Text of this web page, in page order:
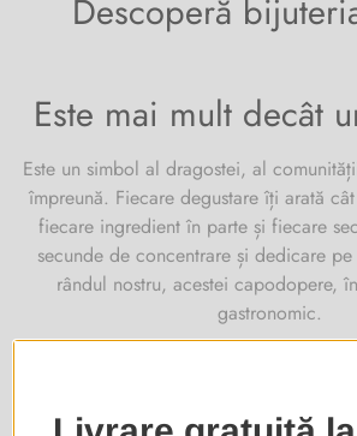
Descoperă
Este mai mult decât
Este un simbol al dragostei, al
împreună. Fiecare degustare îți arată
fiecare ingredient în parte și fiecare
secunde de concentrare și dedicare
rândul nostru, acestei capodopere,
gastronomic.